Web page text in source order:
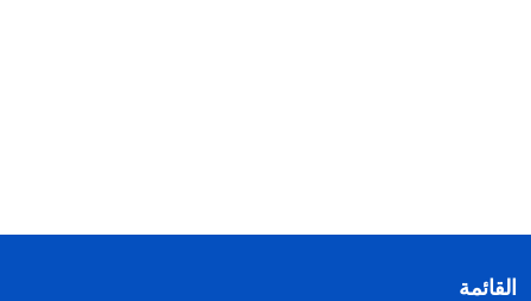
القائمة